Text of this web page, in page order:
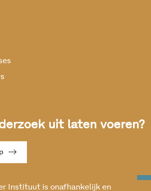
uit laten voeren?
Instituut is onafhankelijk en